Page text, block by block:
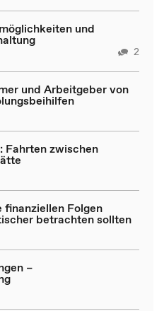
und
2
und Arbeitgeber von
Fahrten zwischen
finanziellen Folgen
betrachten sollten
–